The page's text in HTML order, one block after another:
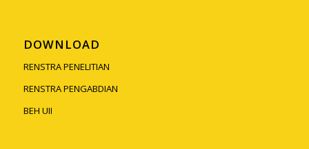
DOWNLOAD
RENSTRA PENELITIAN
RENSTRA PENGABDIAN
BEH UII